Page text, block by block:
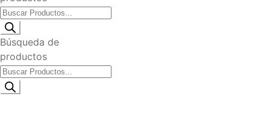
Búsqueda de
productos